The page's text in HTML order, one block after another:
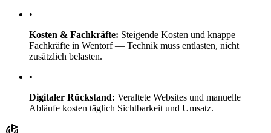
•
Kosten & Fachkräfte: Steigende Kosten und knappe
Fachkräfte in Wentorf — Technik muss entlasten, nicht
zusätzlich belasten.
•
Digitaler Rückstand: Veraltete Websites und manuelle
Abläufe kosten täglich Sichtbarkeit und Umsatz.